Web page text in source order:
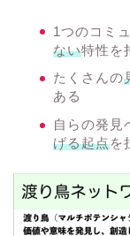
1つのコミ
ない特性を
たくさんの
ある
自らの発見
げる起点を